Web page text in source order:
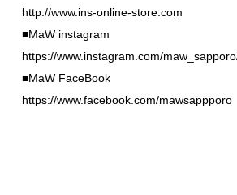
http://www.ins-online-store.com
■MaW instagram
https://www.instagram.com/
■MaW FaceBook
https://www.facebook.com/mawsappporo